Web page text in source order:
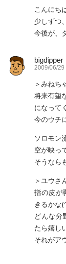
こんにち
少しずつ
今後が、
bigdipper
2009/06/29
＞みねち
将来有望
になって
今のウチ
ソロモン
空が映っ
そうなら
＞ユウさ
指の皮が
きるかな
どんな分
たら嬉し
それがア